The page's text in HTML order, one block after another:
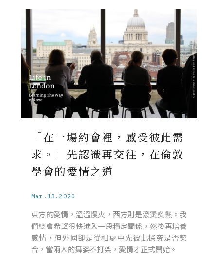
「在一場約會裡，感受彼此需
求。」先認識再交往，在倫敦
學會的愛情之道
Mar.13.2020
東方的愛情，溫溫慢火，西方則是滾燙炙熱。我
們總會希望很快進入一段穩定關係，然後再培養
感情，但外國卻是從相處中先彼此探究是否契
合，當兩人的舞姿不打架，愛情才正式開始。